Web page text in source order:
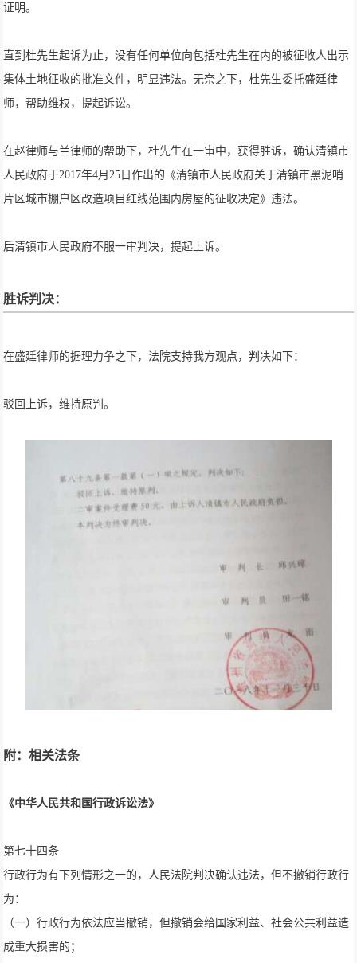
证明。
直到杜先生起诉为止，没有任何单位向包括杜先生在内的被征收人出示
集体土地征收的批准文件，明显违法。无奈之下，杜先生委托盛廷律
师，帮助维权，提起诉讼。
在赵律师与兰律师的帮助下，杜先生在一审中，获得胜诉，确认清镇市
人民政府于2017年4月25日作出的《清镇市人民政府关于清镇市黑泥哨
片区城市棚户区改造项目红线范围内房屋的征收决定》违法。
后清镇市人民政府不服一审判决，提起上诉。
胜诉判决：
在盛廷律师的据理力争之下，法院支持我方观点，判决如下：
驳回上诉，维持原判。
附：相关法条
《中华人民共和国行政诉讼法》
第七十四条
行政行为有下列情形之一的，人民法院判决确认违法，但不撤销行政行
为：
（一）行政行为依法应当撤销，但撤销会给国家利益、社会公共利益造
成重大损害的；